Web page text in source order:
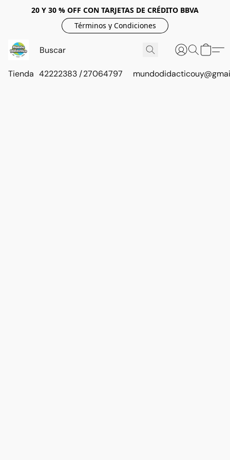
20 Y 30 % OFF CON TARJETAS DE CRÉDITO BBVA
Términos y Condiciones
Tienda 42222383 / 27064797